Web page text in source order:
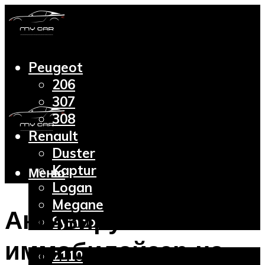
Peugeot
206
307
308
Renault
Duster
Kaptur
Logan
Megane
Symbol
2110
Меню
Активируем
иммобилайзер на